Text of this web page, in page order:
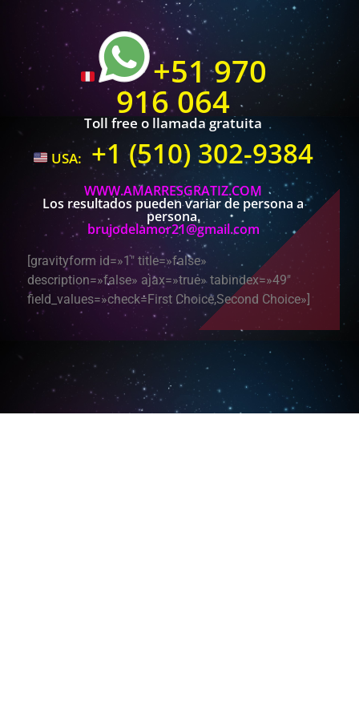
+51 970
916 064
Toll free o llamada gratuita
USA:
+1 (510) 302-9384
WWW.AMARRESGRATIZ.COM
Los resultados pueden variar de persona a
persona.
brujodelamor21@gmail.com
[gravityform id=»1″ title=»false»
description=»false» ajax=»true» tabindex=»49″
field_values=»check=First Choice,Second Choice»]